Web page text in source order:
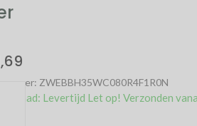
ZWEBBH35WC080R4F1R0N
Levertijd Let op! Verzonden